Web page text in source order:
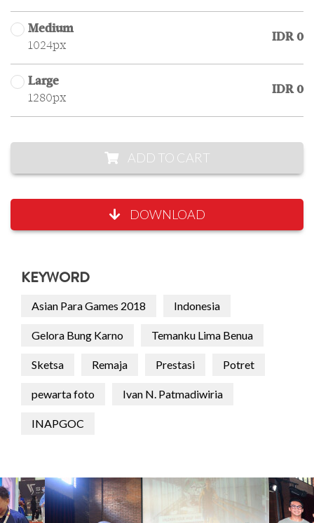
Medium
1024px
IDR 0
Large
1280px
IDR 0
ADD TO CART
DOWNLOAD
KEYWORD
Asian Para Games 2018 Indonesia
Gelora Bung Karno Temanku Lima Benua
Sketsa Remaja Prestasi Potret
pewarta foto Ivan N. Patmadiwiria
INAPGOC